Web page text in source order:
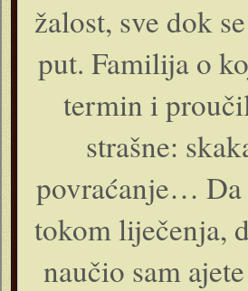
žalost, sve dok
put. Familija o
termin i
strašne:
povraćanje… Da
tokom liječenja,
naučio sam